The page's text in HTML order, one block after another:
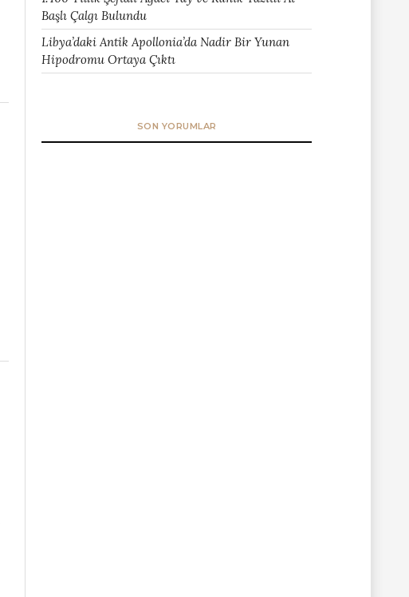
Başlı Çalgı Bulundu
Libya’daki Antik Apollonia’da Nadir Bir Yunan
Hipodromu Ortaya Çıktı
SON YORUMLAR